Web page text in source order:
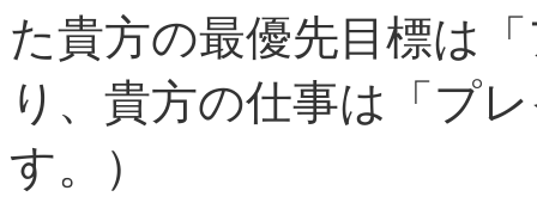
た貴方の最優先目標は
り、貴方の仕事は「プ
す。）